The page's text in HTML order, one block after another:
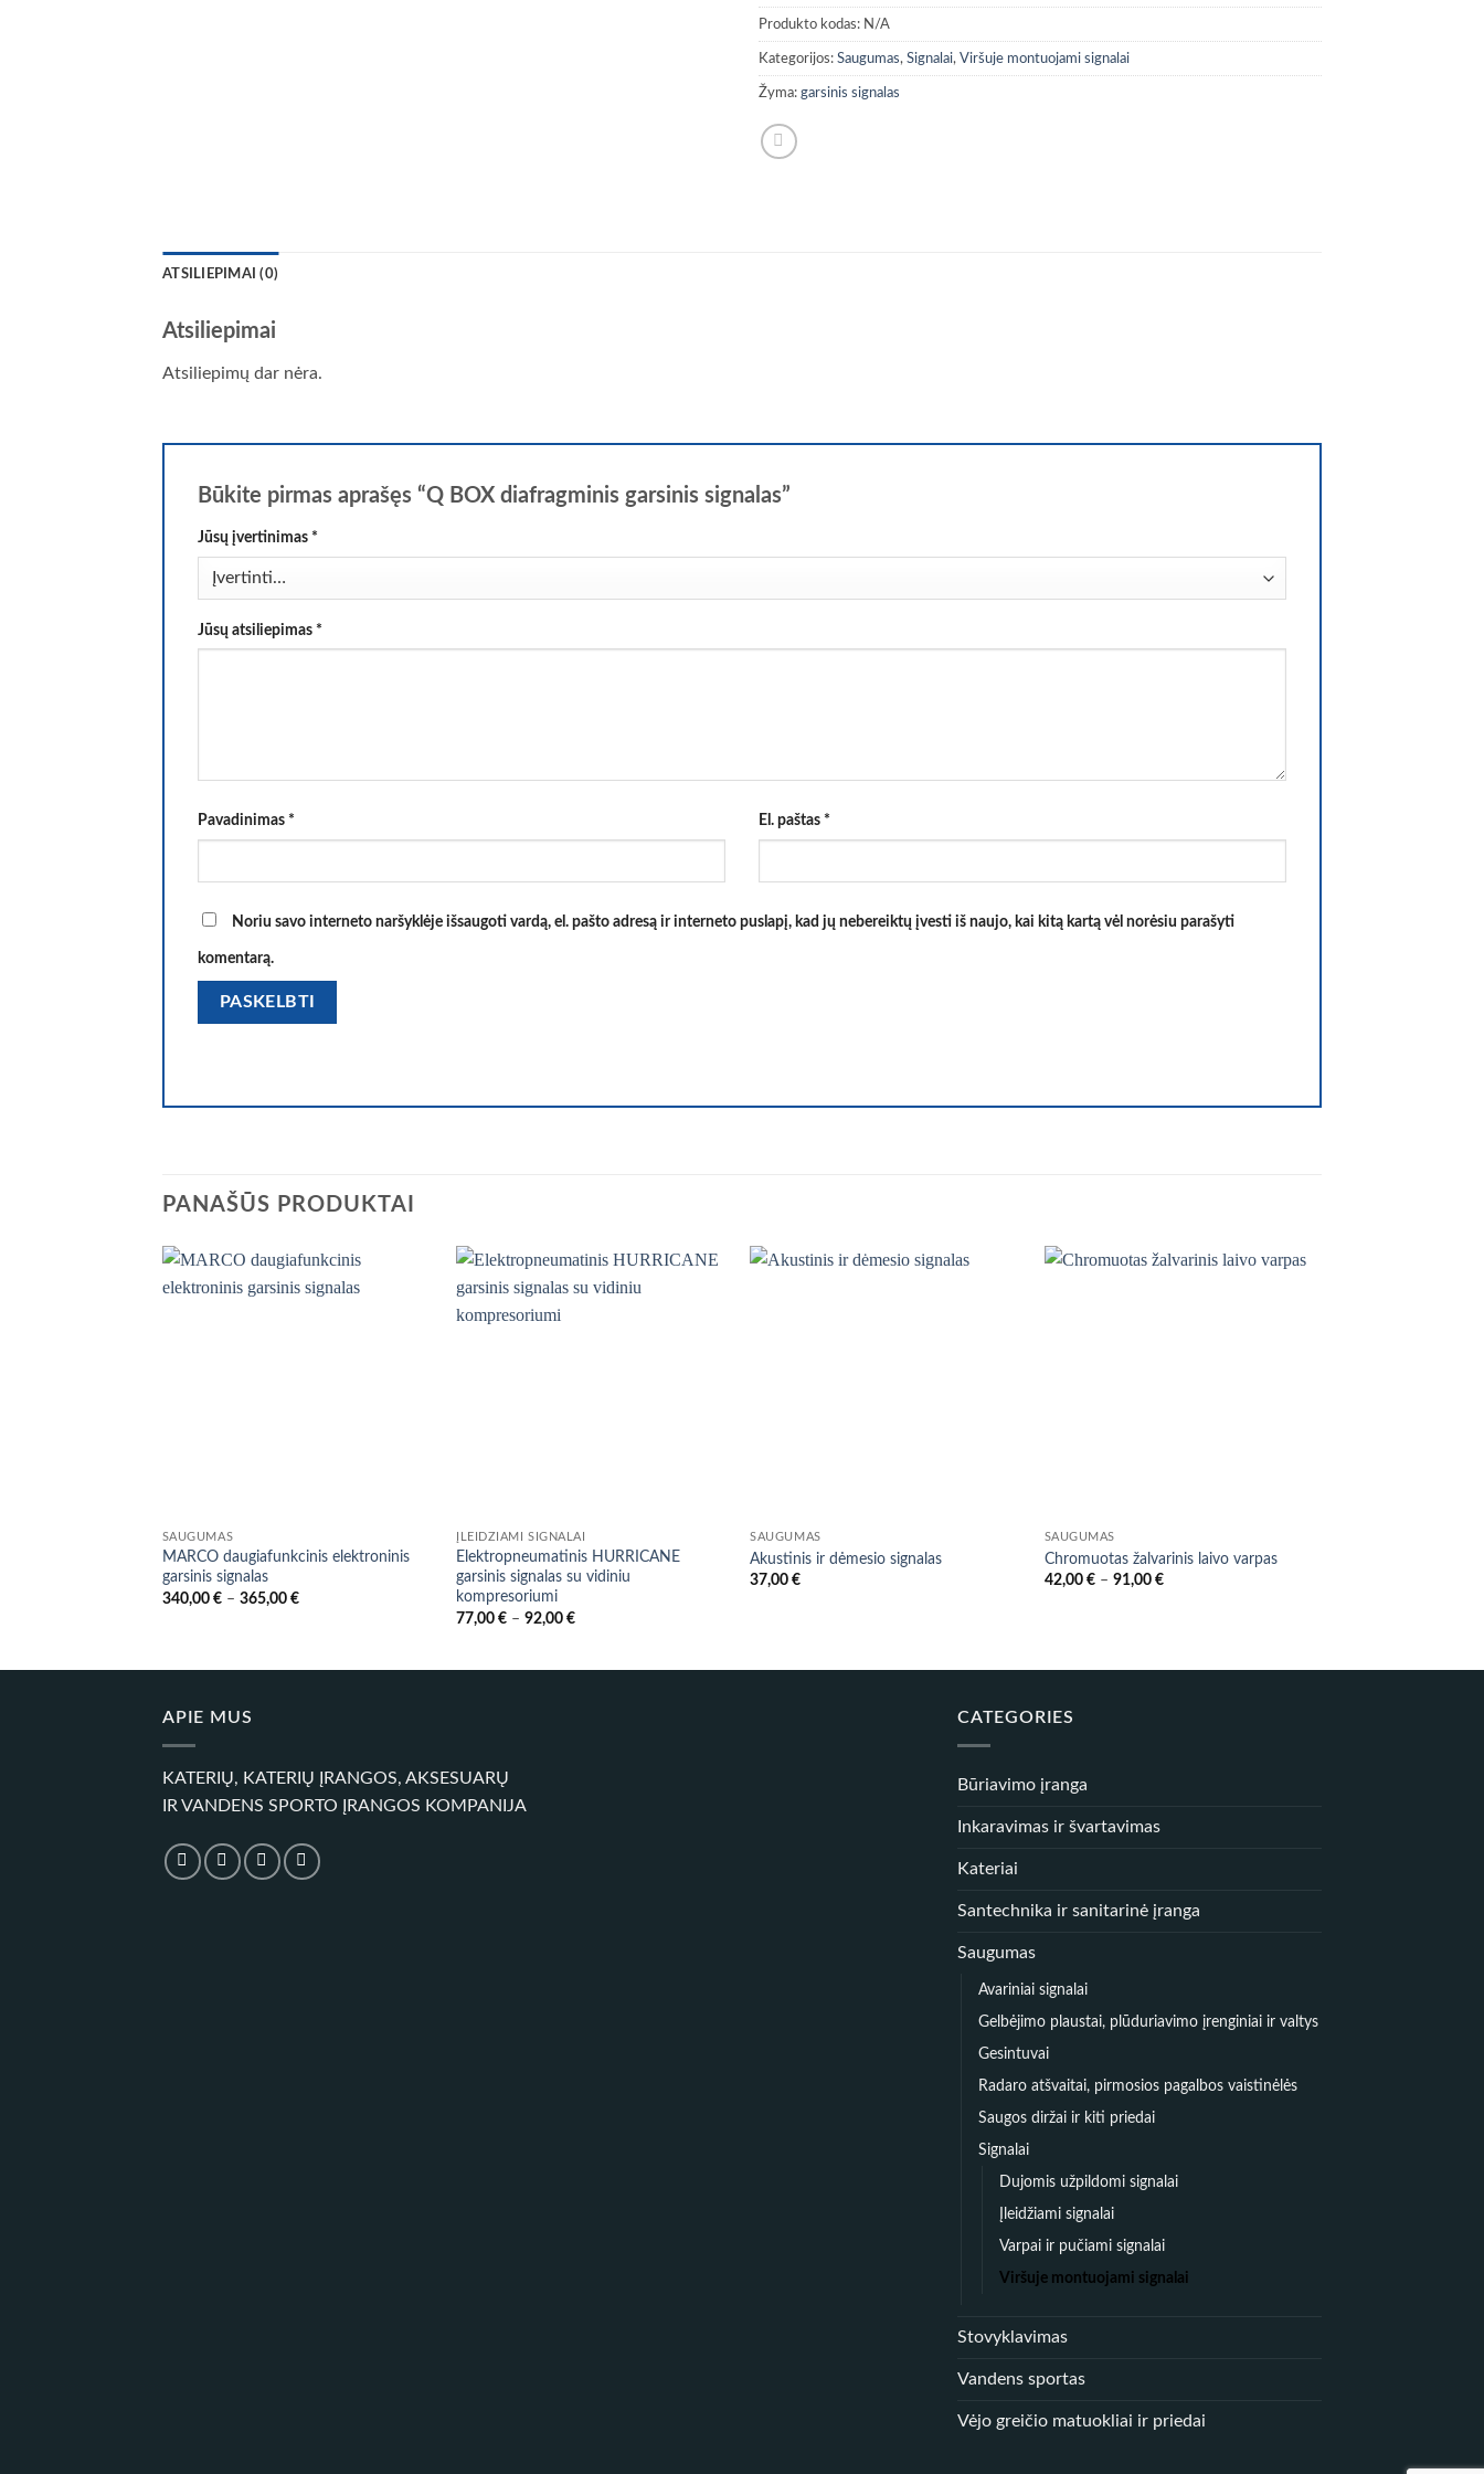
Produkto kodas: N/A
Kategorijos: Saugumas, Signalai, Viršuje montuojami signalai
Žyma: garsinis signalas
ATSILIEPIMAI (0)
Atsiliepimai
Atsiliepimų dar nėra.
Būkite pirmas aprašęs “Q BOX diafragminis garsinis signalas”
Jūsų įvertinimas *
Jūsų atsiliepimas *
Pavadinimas * El. paštas *
Noriu savo interneto naršyklėje išsaugoti vardą, el. pašto adresą ir interneto puslapį, kad jų nebereiktų įvesti iš naujo, kai kitą kartą vėl norėsiu parašyti
komentarą.
PANAŠŪS PRODUKTAI
SAUGUMAS
MARCO daugiafunkcinis elektroninis
garsinis signalas
340,00 € – 365,00 €Price
ĮLEIDŽIAMI SIGNALAI
Elektropneumatinis HURRICANE
garsinis signalas su vidiniu
kompresoriumi
77,00€ – 92,00€Price
SAUGUMAS
Akustinis ir dėmesio signalas
37,00€
SAUGUMAS
Chromuotas žalvarinis laivo varpas
42,00 € – 91,00 €Price
APIE MUS
KATERIŲ, KATERIŲ ĮRANGOS, AKSESUARŲ
IR VANDENS SPORTO ĮRANGOS KOMPANIJA
CATEGORIES
Būriavimo įranga
Inkaravimas ir švartavimas
Kateriai
Santechnika ir sanitarinė įranga
Saugumas
Avariniai signalai
Gelbėjimo plaustai, plūduriavimo įrenginiai ir valtys
Gesintuvai
Radaro atšvaitai, pirmosios pagalbos vaistinėlės
Saugos diržai ir kiti priedai
Signalai
Dujomis užpildomi signalai
Įleidžiami signalai
Varpai ir pučiami signalai
Viršuje montuojami signalai
Stovyklavimas
Vandens sportas
Vėjo greičio matuokliai ir priedai